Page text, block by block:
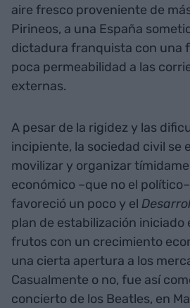
aire fresco proveniente de
Pirineos, a una España
dictadura franquista con una
poca permeabilidad a las
externas.
A pesar de la rigidez y las
incipiente, la sociedad civil se
movilizar y organizar
económico –que no el
favoreció un poco y el
plan de estabilización iniciado
frutos con un crecimiento
una cierta apertura a los
Casualmente o no, fue así
concierto de los Beatles, en